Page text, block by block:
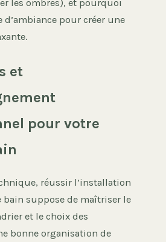
les ombres), et pourquoi
d’ambiance pour créer une
et
pour votre
réussir l’installation
bain suppose de maîtriser le
et le choix des
bonne organisation de